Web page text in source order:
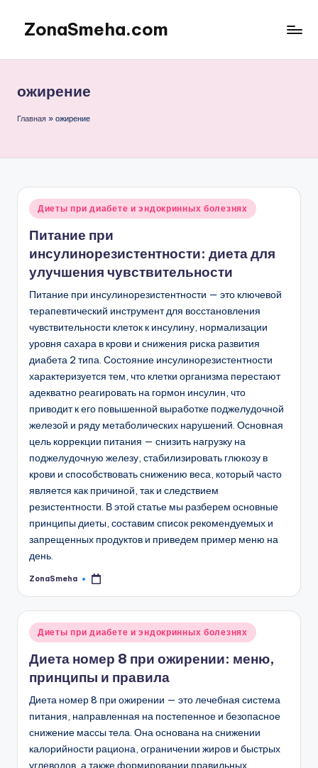
Перейти
содержимому
ZonaSmeha.com
питание
ожирение
Главная » ожирение
Опубликовано
Диеты при диабете и эндокринных болезнях
Питание при
инсулинорезистентности: диета для
улучшения чувствительности
Питание при инсулинорезистентности — это ключевой
терапевтический инструмент для восстановления
чувствительности клеток к инсулину, нормализации
уровня сахара в крови и снижения риска развития
диабета 2 типа. Состояние инсулинорезистентности
характеризуется тем, что клетки организма перестают
адекватно реагировать на гормон инсулин, что
приводит к его повышенной выработке поджелудочной
железой и ряду метаболических нарушений. Основная
цель коррекции питания — снизить нагрузку на
поджелудочную железу, стабилизировать глюкозу в
крови и способствовать снижению веса, который часто
является как причиной, так и следствием
резистентности. В этой статье мы разберем основные
принципы диеты, составим список рекомендуемых и
запрещенных продуктов и приведем пример меню на
день.
Запись
ZonaSmeha
Опубликовано
Диеты при диабете и эндокринных болезнях
Диета номер 8 при ожирении: меню,
принципы и правила
Диета номер 8 при ожирении — это лечебная система
питания, направленная на постепенное и безопасное
снижение массы тела. Она основана на снижении
калорийности рациона, ограничении жиров и быстрых
углеводов, а также формировании правильных